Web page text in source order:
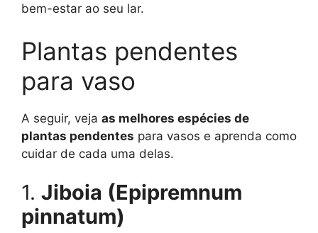
bem-estar ao seu lar.
Plantas pendentes
para vaso
A seguir, veja as melhores espécies de
plantas pendentes para vasos e aprenda como
cuidar de cada uma delas.
1. Jiboia (Epipremnum
pinnatum)